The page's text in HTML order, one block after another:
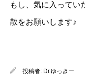
もし、気に入ってい
散をお願いします♪
投稿者: Dr.ゆっきー